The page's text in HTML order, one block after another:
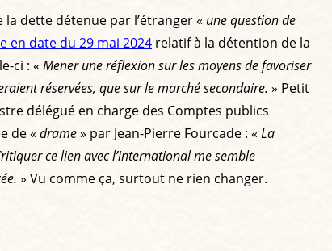
dette détenue par l’étranger «une question de
en date du 29 mai 2024 relatif à la détention de la
ci : «Mener une réflexion sur les moyens de favoriser
réservées, que sur le marché secondaire. » Petit
délégué en charge des Comptes publics
de «drame» par Jean-Pierre Fourcade : «La
ce lien avec l’international me semble
» Vu comme ça, surtout ne rien changer.